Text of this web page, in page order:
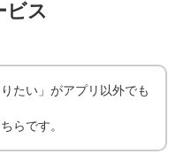
ビス
たい」がアプリ以外でも
らです。